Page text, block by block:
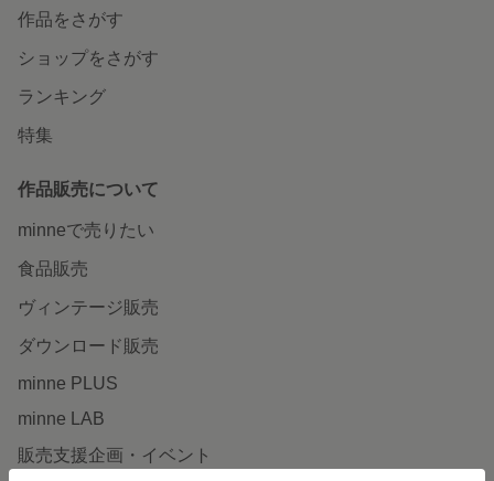
作品をさがす
ショップをさがす
ランキング
特集
作品販売について
minneで売りたい
食品販売
ヴィンテージ販売
ダウンロード販売
minne PLUS
minne LAB
販売支援企画・イベント